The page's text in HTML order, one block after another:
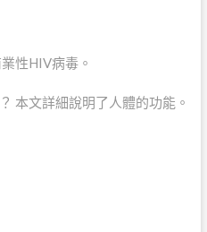
性HIV病毒。
本文詳細說明了人體的功能。